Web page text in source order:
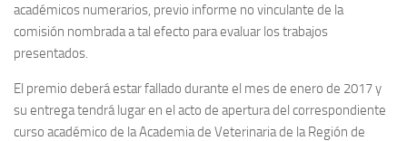
académicos numerarios, previo informe no vinculante de la
comisión nombrada a tal efecto para evaluar los trabajos
presentados.
El premio deberá estar fallado durante el mes de enero de 2017 y
su entrega tendrá lugar en el acto de apertura del correspondiente
curso académico de la Academia de Veterinaria de la Región de